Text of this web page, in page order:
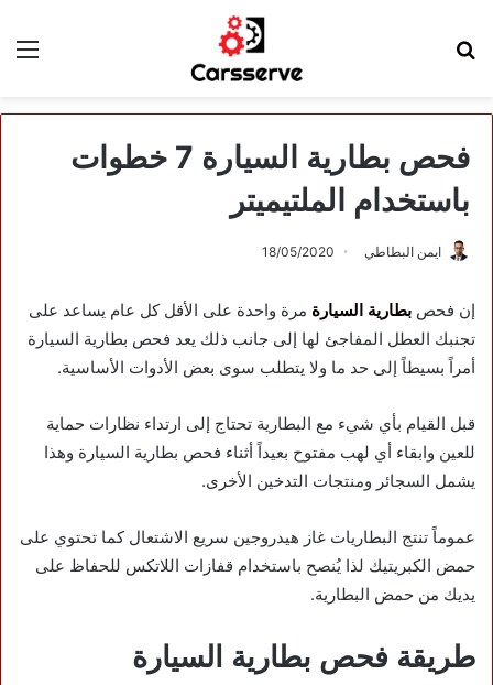
فحص بطارية السيارة 7 خطوات
باستخدام الملتيميتر
ايمن البطاطي 18/05/2020
إن فحص بطارية السيارة مرة واحدة على الأقل كل عام يساعد على
تجنبك العطل المفاجئ لها إلى جانب ذلك يعد فحص بطارية السيارة
أمراً بسيطاً إلى حد ما ولا يتطلب سوى بعض الأدوات الأساسية.
قبل القيام بأي شيء مع البطارية تحتاج إلى ارتداء نظارات حماية
للعين وابقاء أي لهب مفتوح بعيداً أثناء فحص بطارية السيارة وهذا
يشمل السجائر ومنتجات التدخين الأخرى.
عموماً تنتج البطاريات غاز هيدروجين سريع الاشتعال كما تحتوي على
حمض الكبريتيك لذا يُنصح باستخدام قفازات اللاتكس للحفاظ على
يديك من حمض البطارية.
طريقة فحص بطارية السيارة